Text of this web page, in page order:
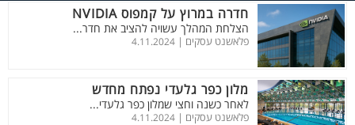
חדרה במרוץ על קמפוס NVIDIA
הצלחת המהלך עשויה להציב את חדר...
פלאשנט עסקים | 4.11.2024
מלון כפר גלעדי נפתח מחדש
לאחר כשנה וחצי שמלון כפר גלעדי...
פלאשנט עסקים | 4.11.2024